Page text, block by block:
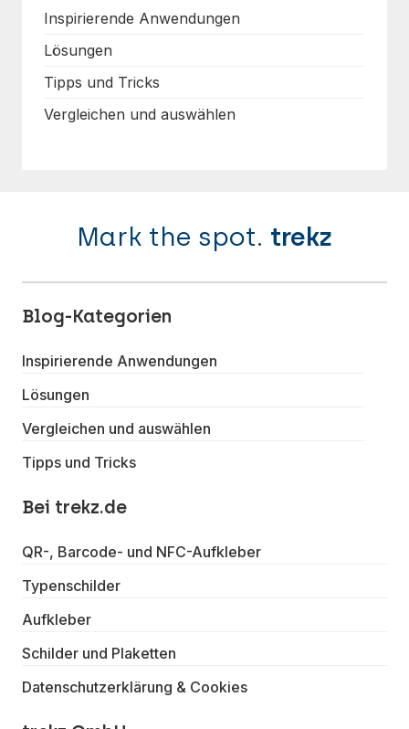
Inspirierende Anwendungen
Lösungen
Tipps und Tricks
Vergleichen und auswählen
Mark the spot. trekz
Blog-Kategorien
Inspirierende Anwendungen
Lösungen
Vergleichen und auswählen
Tipps und Tricks
Bei trekz.de
QR-, Barcode- und NFC-Aufkleber
Typenschilder
Aufkleber
Schilder und Plaketten
Datenschutzerklärung & Cookies